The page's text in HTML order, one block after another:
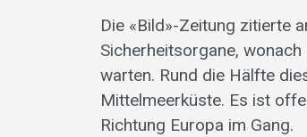
Die «Bild»-Zeitung zitierte
Sicherheitsorgane,
warten. Rund die Hälfte
Mittelmeerküste. Es ist
Richtung Europa im Gang.